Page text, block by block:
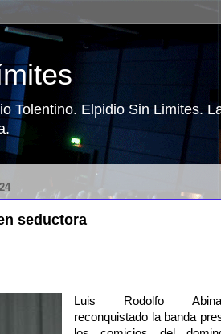
Tolentino. Elpidio Sin Limites.
seductora
Luis Rodolfo
reconquistado la banda